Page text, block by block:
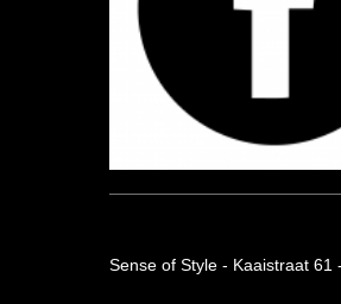
Sense of Style - Kaaistraat 61